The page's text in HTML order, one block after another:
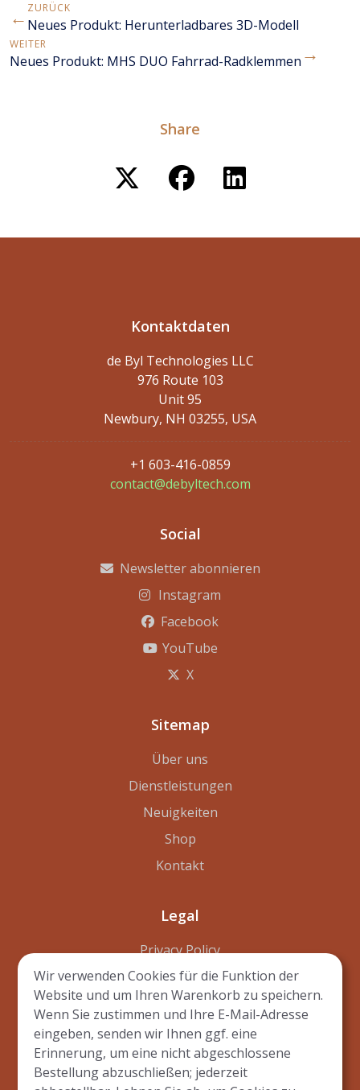
← ZURÜCK
Neues Produkt: Herunterladbares 3D-Modell
WEITER
Neues Produkt: MHS DUO Fahrrad-Radklemmen →
Share
Kontaktdaten
de Byl Technologies LLC
976 Route 103
Unit 95
Newbury, NH 03255, USA
+1 603-416-0859
contact@debyltech.com
Social
Newsletter abonnieren
Instagram
Facebook
YouTube
X
Sitemap
Über uns
Dienstleistungen
Neuigkeiten
Shop
Kontakt
Legal
Privacy Policy
Disclaimer
Terms of Use
Wir verwenden Cookies für die Funktion der
Website und um Ihren Warenkorb zu speichern.
Wenn Sie zustimmen und Ihre E-Mail-Adresse
eingeben, senden wir Ihnen ggf. eine
Erinnerung, um eine nicht abgeschlossene
Bestellung abzuschließen; jederzeit